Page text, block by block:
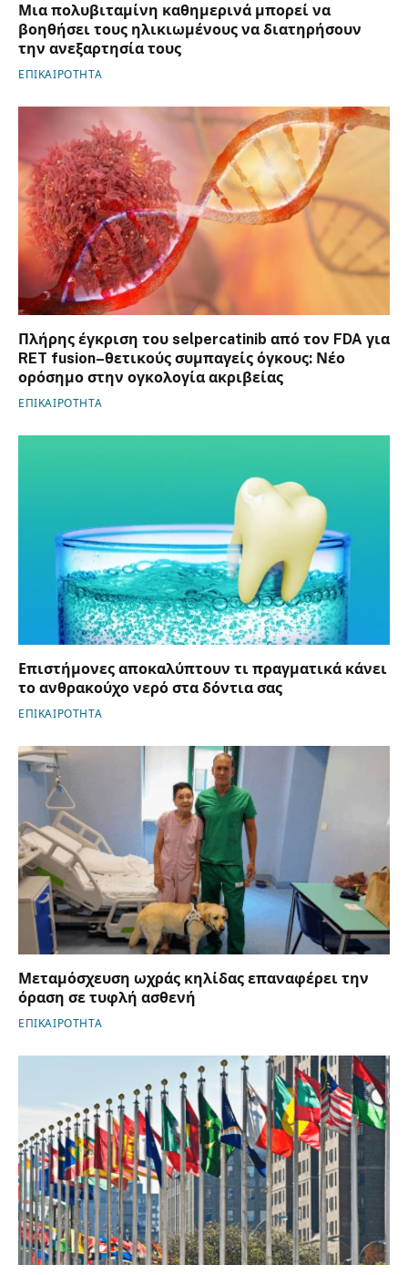
Μια πολυβιταμίνη καθημερινά μπορεί να
βοηθήσει τους ηλικιωμένους να διατηρήσουν
την ανεξαρτησία τους
ΕΠΙΚΑΙΡΟΤΗΤΑ
Πλήρης έγκριση του selpercatinib από τον FDA για
RET fusion–θετικούς συμπαγείς όγκους: Νέο
ορόσημο στην ογκολογία ακριβείας
ΕΠΙΚΑΙΡΟΤΗΤΑ
Επιστήμονες αποκαλύπτουν τι πραγματικά κάνει
το ανθρακούχο νερό στα δόντια σας
ΕΠΙΚΑΙΡΟΤΗΤΑ
Μεταμόσχευση ωχράς κηλίδας επαναφέρει την
όραση σε τυφλή ασθενή
ΕΠΙΚΑΙΡΟΤΗΤΑ